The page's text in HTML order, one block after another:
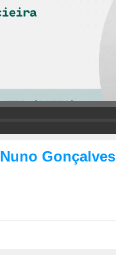
Gonçalves